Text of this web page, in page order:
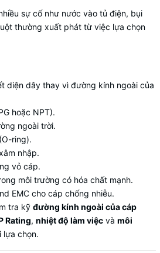
sự cố như nước vào tủ điện, bụi
thường xuất phát từ việc lựa chọn
diện dây thay vì đường kính ngoài của
hoặc NPT).
ngoài trời.
ring).
nhập.
vỏ cáp.
môi trường có hóa chất mạnh.
EMC cho cáp chống nhiễu.
tra kỹ đường kính ngoài của cáp
Rating, nhiệt độ làm việc và môi
lựa chọn.